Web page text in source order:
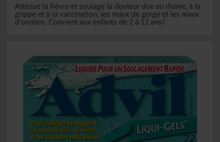
Atténue la fièvre et soulage la douleur due au rhume, à la
grippe et à la vaccination, les maux de gorge et les maux
d’oreilles. Convient aux enfants de 2 à 12 ans 2.